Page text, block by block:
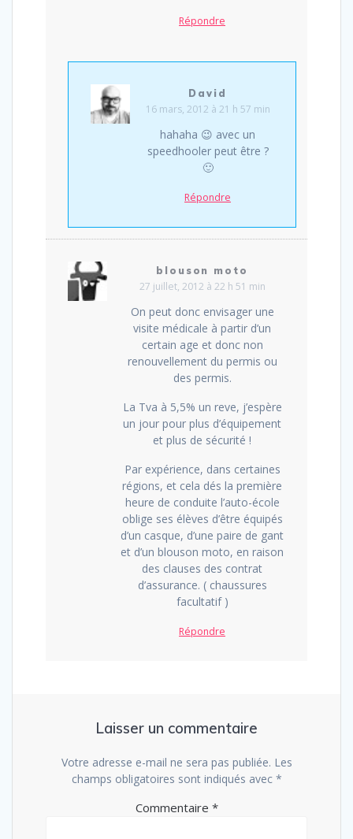
Répondre
David
16 mars, 2012 à 21 h 57 min
hahaha 😉 avec un
speedhooler peut être ?
🙂
Répondre
blouson moto
27 juillet, 2012 à 22 h 51 min
On peut donc envisager une
visite médicale à partir d’un
certain age et donc non
renouvellement du permis ou
des permis.
La Tva à 5,5% un reve, j’espère
un jour pour plus d’équipement
et plus de sécurité !
Par expérience, dans certaines
régions, et cela dés la première
heure de conduite l’auto-école
oblige ses élèves d’être équipés
d’un casque, d’une paire de gant
et d’un blouson moto, en raison
des clauses des contrat
d’assurance. ( chaussures
facultatif )
Répondre
Laisser un commentaire
Votre adresse e-mail ne sera pas publiée. Les
champs obligatoires sont indiqués avec *
Commentaire *